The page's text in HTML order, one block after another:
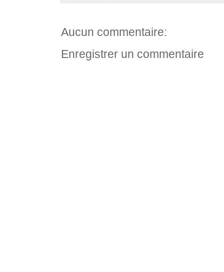
Aucun commentaire:
Enregistrer un commentaire